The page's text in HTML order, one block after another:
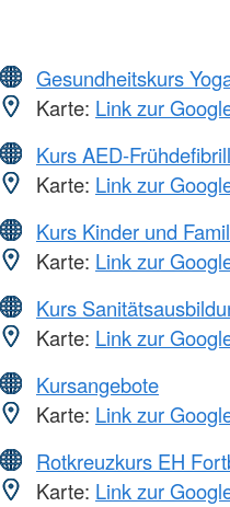
Gesundheitskurs
Karte: Link zur
Kurs AED-
Karte: Link zur
Kurs Kinder und
Karte: Link zur
Kurs
Karte: Link zur
Kursangebote
Karte: Link zur
Rotkreuzkurs EH
Karte: Link zur